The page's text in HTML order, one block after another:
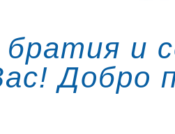
братия и
Добро